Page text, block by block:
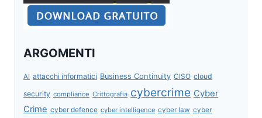
ARGOMENTI
AI attacchi informatici Business Continuity CISO cloud
security compliance Crittografia cybercrime Cyber
Crime cyber defence cyber intelligence cyber law cyber